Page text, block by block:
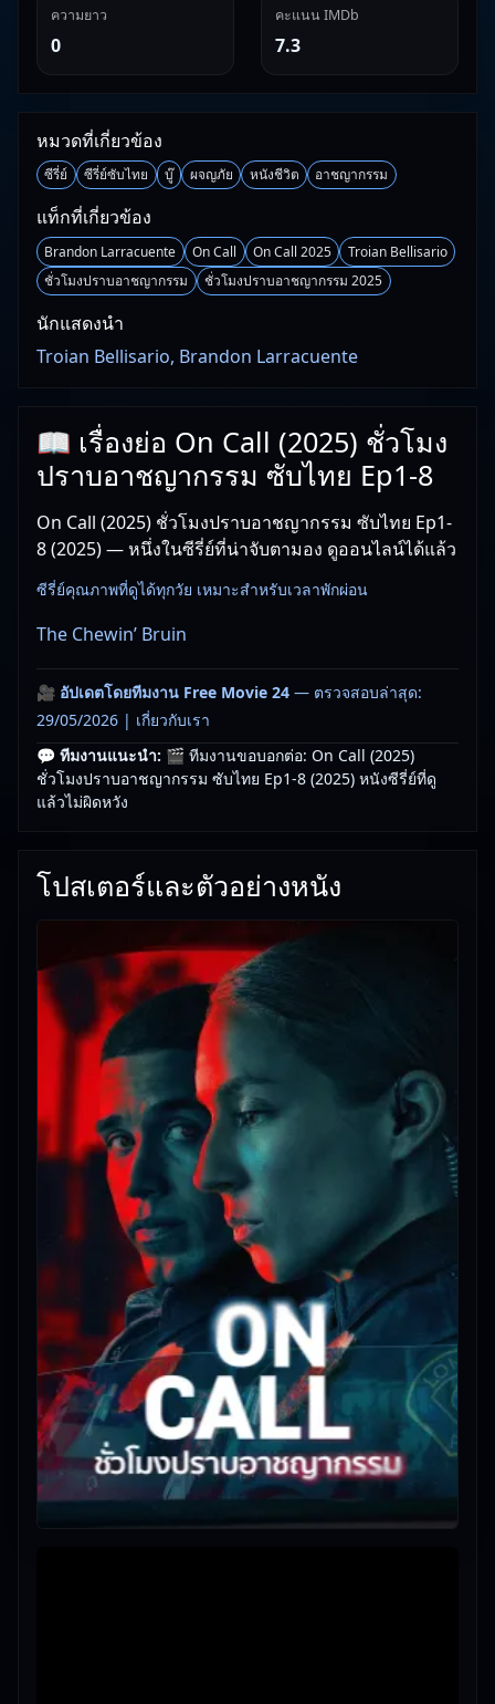
ความยาว
0
คะแนน IMDb
7.3
หมวดที่เกี่ยวข้อง
ซีรี่ย์ ซีรี่ย์ซับไทย บู๊ ผจญภัย หนังชีวิต อาชญากรรม
แท็กที่เกี่ยวข้อง
Brandon Larracuente On Call On Call 2025
Troian Bellisario
ชั่วโมงปราบอาชญากรรม
ชั่วโมงปราบอาชญากรรม 2025
นักแสดงนำ
Troian Bellisario, Brandon Larracuente
📖 เรื่องย่อ On Call (2025) ชั่วโมง
ปราบอาชญากรรม ซับไทย Ep1-8
On Call (2025) ชั่วโมงปราบอาชญากรรม ซับไทย Ep1-
8 (2025) — หนึ่งในซีรี่ย์ที่น่าจับตามอง ดูออนไลน์ได้แล้ว
ซีรี่ย์คุณภาพที่ดูได้ทุกวัย เหมาะสำหรับเวลาพักผ่อน
The Chewin’ Bruin
🎥 อัปเดตโดยทีมงาน Free Movie 24 — ตรวจสอบล่าสุด:
29/05/2026 | เกี่ยวกับเรา
💬 ทีมงานแนะนำ: 🎬 ทีมงานขอบอกต่อ: On Call (2025)
ชั่วโมงปราบอาชญากรรม ซับไทย Ep1-8 (2025) หนังซีรี่ย์ที่ดู
แล้วไม่ผิดหวัง
โปสเตอร์และตัวอย่างหนัง